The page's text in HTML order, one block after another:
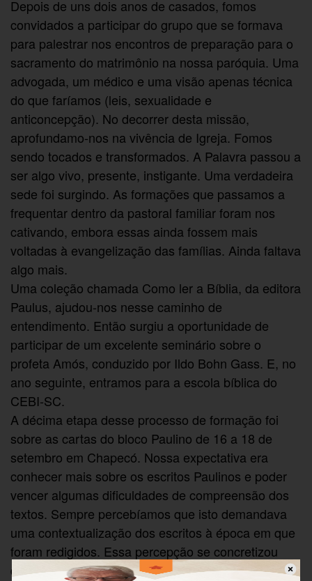
Depois de uns dois anos de casados, fomos
convidados a participar do grupo que se formava
para palestrar nos encontros de preparação para o
sacramento do matrimônio na nossa paróquia. Uma
advogada, um médico e uma visão apenas técnica
do que faríamos (leis, sexualidade e
anticoncepção). No decorrer desta missão,
aprofundamo-nos na vivência de Igreja. Fomos
sendo tocados e transformados. A Palavra passou a
ser algo vivo, presente, instigante. Uma verdadeira
sede foi surgindo. As formações que passamos a
frequentar dentro da pastoral familiar foram nos
cativando, embora essas ainda fossem mais
voltadas à evangelização das famílias. Ainda faltava
algo mais.
Uma coleção chamada Como ler a Bíblia, da editora
Paulus, ajudou-nos nesse caminho de
entendimento. Então surgiu a oportunidade de
participar de um excelente seminário sobre o
profeta Amós, conduzido por Ildo Bohn Gass. E, no
ano seguinte, entramos para a escola bíblica do
CEBI-SC.
A décima etapa desse processo de formação foi
sobre as cartas do bloco Paulino de 16 a 18 de
setembro em Chapecó. Nossa expectativa era
conhecer mais sobre os escritos Paulinos e poder
vencer algumas dificuldades de compreensão dos
textos. Sempre percebíamos que isto demandava
uma contextualização dos escritos à época em que
foram redigidos. Essa percepção se concretizou
durante o estudo, permitindo que os textos se